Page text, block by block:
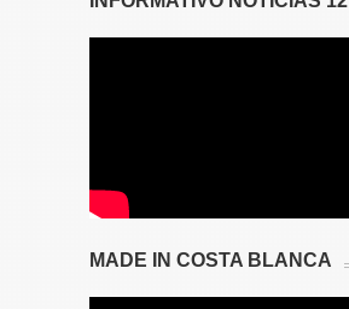
MADE IN COSTA BLANCA